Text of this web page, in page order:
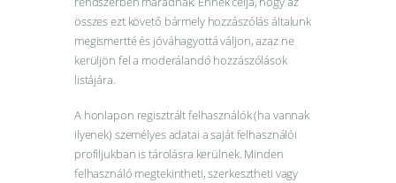
összes ezt követő bármely hozzászólás általunk
megismertté és jóváhagyottá váljon, azaz ne
kerüljön fel a moderálandó hozzászólások
listájára.
A honlapon regisztrált felhasználók (ha vannak
ilyenek) személyes adatai a saját felhasználói
profiljukban is tárolásra kerülnek. Minden
felhasználó megtekintheti, szerkesztheti vagy